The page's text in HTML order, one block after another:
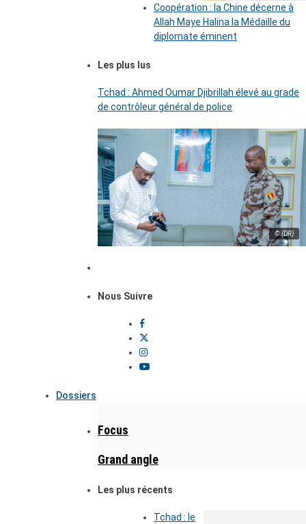
Coopération : la Chine décerne à
Allah Maye Halina la Médaille du
diplomate éminent
Les plus lus
Tchad : Ahmed Oumar Djibrillah élevé au grade
de contrôleur général de police
© (DR)
Nous Suivre
Dossiers
Focus
Grand angle
Les plus récents
Tchad : le